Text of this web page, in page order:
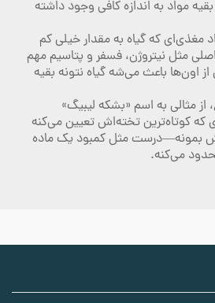
مواد به اندازه کافی وجود داشته
مغذی‌ای که گیاه به مقدار خیلی کم
اصلی مثل نیتروژن، فسفر و پتاسیم مهم
اون‌ها باعث می‌شه گیاه نتونه بقیه
مثالی به اسم «بشکه لیبیگ»
که کوتاه‌ترین تخته‌اش تعیین می‌کنه
بمونه—درست مثل کمبود یک ماده
می‌کنه.